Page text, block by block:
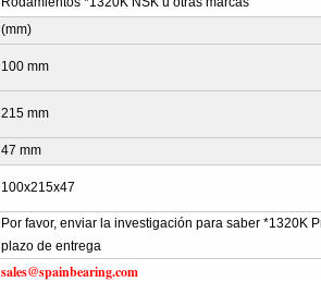
(mm)
100 mm
215 mm
47 mm
100x215x47
Por favor, enviar la investigación para saber *1320K
plazo de entrega
sales@spainbearing.com